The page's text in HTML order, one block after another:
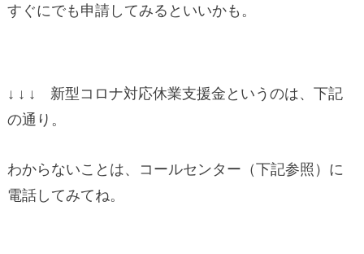
すぐにでも申請してみるといいかも。
↓ ↓ ↓ 新型コロナ対応休業支援金というのは、下記
の通り。
わからないことは、コールセンター（下記参照）に
電話してみてね。